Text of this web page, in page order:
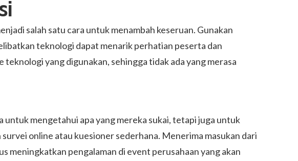
salah satu cara untuk menambah keseruan. Gunakan
teknologi dapat menarik perhatian peserta dan
yang digunakan, sehingga tidak ada yang merasa
mengetahui apa yang mereka sukai, tetapi juga untuk
online atau kuesioner sederhana. Menerima masukan dari
meningkatkan pengalaman di event perusahaan yang akan